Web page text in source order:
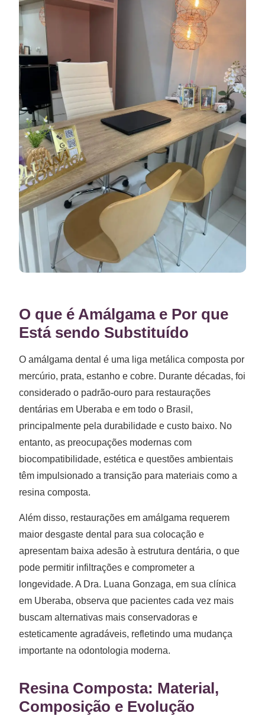
O que é Amálgama e Por que
Está sendo Substituído
O amálgama dental é uma liga metálica composta por
mercúrio, prata, estanho e cobre. Durante décadas, foi
considerado o padrão-ouro para restaurações
dentárias em Uberaba e em todo o Brasil,
principalmente pela durabilidade e custo baixo. No
entanto, as preocupações modernas com
biocompatibilidade, estética e questões ambientais
têm impulsionado a transição para materiais como a
resina composta.
Além disso, restaurações em amálgama requerem
maior desgaste dental para sua colocação e
apresentam baixa adesão à estrutura dentária, o que
pode permitir infiltrações e comprometer a
longevidade. A Dra. Luana Gonzaga, em sua clínica
em Uberaba, observa que pacientes cada vez mais
buscam alternativas mais conservadoras e
esteticamente agradáveis, refletindo uma mudança
importante na odontologia moderna.
Resina Composta: Material,
Composição e Evolução